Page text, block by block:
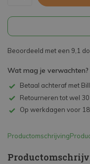
Beoordeeld met een 9,1
Wat mag je verwachten?
Betaal achteraf met
Retourneren tot wel
Op werkdagen voor
Productomschrijving